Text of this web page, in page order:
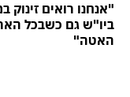
"אנחנו רואים זינוק
ביו"ש גם כשבכל הארץ
האטה"